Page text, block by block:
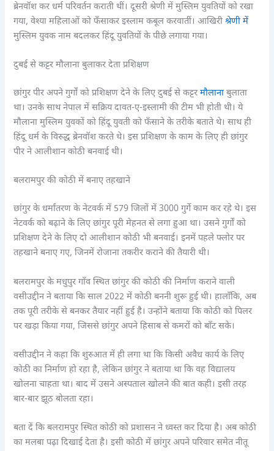
ब्रेनवॉश कर धर्म परिवर्तन कराती थीं। दूसरी श्रेणी में मुस्लिम युवतियों को रखा
गया, वेश्या महिलाओं को फँसाकर इस्लाम कबूल करवातीं। आखिरीश्रेणी में
मुस्लिम युवक नाम बदलकर हिंदू युवतियों के पीछे लगाया गया।
दुबई से कट्टर मौलाना बुलाकर देता प्रशिक्षण
छांगुर पीर अपने गुर्गों को प्रशिक्षण देने के लिए दुबई से कट्टरमौलाना बुलाता
था। उनके साथ नेपाल में सक्रिय दावत-ए-इस्लामी की टीम भी होती थी। ये
मौलाना मुस्लिम युवकों को हिंदू युवती को फँसाने के तरीके बताते थे। साथ ही
हिंदू धर्म के विरुद्ध ब्रेनवॉश करते थे। इस प्रशिक्षण के काम के लिए ही छांगुर
पीर ने आलीशान कोठी बनवाई थी।
बलरामपुर की कोठी में बनाए तहखाने
छांगुर के धर्मांतरण के नेटवर्क में 579 जिलों में 3000 गुर्गे काम कर रहे थे। इस
नेटवर्क को बढ़ाने के लिए छांगुर पूरी मेहनत से लगा हुआ था। उसने गुर्गों को
प्रशिक्षण देने के लिए दो आलीशान कोठी भी बनवाई। इनमें पहले फ्लोर पर
तहखाने बनाए गए, जिनमें रोजाना तकरीर कराने की तैयारी थी।
बलरामपुर के मधुपुर गाँव स्थित छांगुर की कोठी की निर्माण कराने वाली
वसीउद्दीन ने बताया कि साल 2022 में कोठी बननी शुरू हुई थी। हालाँकि, अब
तक पूरी तरीके से बनकर तैयार नहीं हुई है। उन्होंने बताया कि कोठी को पिलर
पर खड़ा किया गया, जिससे छांगुर अपने हिसाब से कमरों को बाँट सके।
वसीउद्दीन ने कहा कि शुरुआत में ही लगा था कि किसी अवैध कार्य के लिए
कोठी का निर्माण हो रहा है, लेकिन छांगुर ने बताया था कि वह विद्यालय
खोलना चाहता था। बाद में उसने अस्पताल खोलने की बात कही। इसी तरह
बार-बार झूठ बोलता रहा।
बता दें कि बलरामपुर स्थित कोठी को प्रशासन ने ध्वस्त कर दिया है। अब कोठी
का मलबा पढ़ा दिखाई देता है। इसी कोठी में छांगुर अपने परिवार समेत नीतू